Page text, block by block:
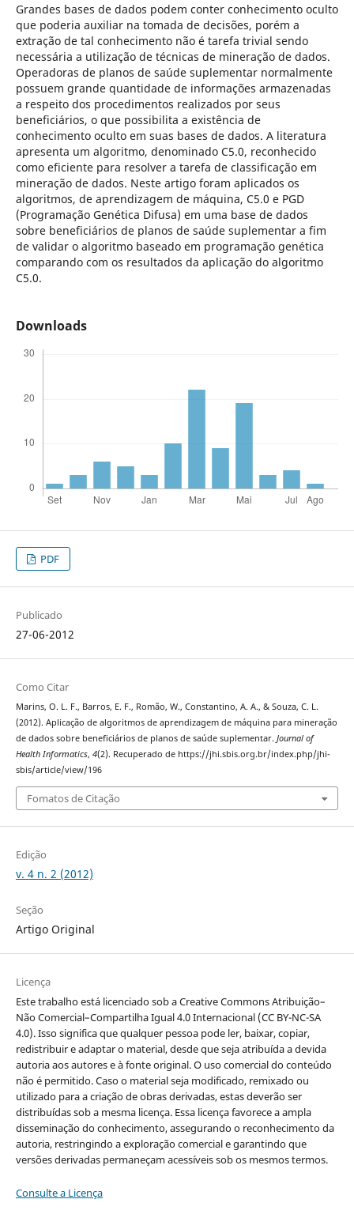
Grandes bases de dados podem conter conhecimento oculto
que poderia auxiliar na tomada de decisões, porém a
extração de tal conhecimento não é tarefa trivial sendo
necessária a utilização de técnicas de mineração de dados.
Operadoras de planos de saúde suplementar normalmente
possuem grande quantidade de informações armazenadas
a respeito dos procedimentos realizados por seus
beneficiários, o que possibilita a existência de
conhecimento oculto em suas bases de dados. A literatura
apresenta um algoritmo, denominado C5.0, reconhecido
como eficiente para resolver a tarefa de classificação em
mineração de dados. Neste artigo foram aplicados os
algoritmos, de aprendizagem de máquina, C5.0 e PGD
(Programação Genética Difusa) em uma base de dados
sobre beneficiários de planos de saúde suplementar a fim
de validar o algoritmo baseado em programação genética
comparando com os resultados da aplicação do algoritmo
C5.0.
Downloads
PDF
Publicado
27-06-2012
Como Citar
Marins, O. L. F., Barros, E. F., Romão, W., Constantino, A. A., & Souza, C. L.
(2012). Aplicação de algoritmos de aprendizagem de máquina para mineração
de dados sobre beneficiários de planos de saúde suplementar. Journal of
Health Informatics, 4(2). Recuperado de https://jhi.sbis.org.br/index.php/jhi-
sbis/article/view/196
Fomatos de Citação
Edição
v. 4 n. 2 (2012)
Seção
Artigo Original
Licença
Este trabalho está licenciado sob a Creative Commons Atribuição–
Não Comercial–Compartilha Igual 4.0 Internacional (CC BY-NC-SA
4.0). Isso significa que qualquer pessoa pode ler, baixar, copiar,
redistribuir e adaptar o material, desde que seja atribuída a devida
autoria aos autores e à fonte original. O uso comercial do conteúdo
não é permitido. Caso o material seja modificado, remixado ou
utilizado para a criação de obras derivadas, estas deverão ser
distribuídas sob a mesma licença. Essa licença favorece a ampla
disseminação do conhecimento, assegurando o reconhecimento da
autoria, restringindo a exploração comercial e garantindo que
versões derivadas permaneçam acessíveis sob os mesmos termos.
Consulte a Licença